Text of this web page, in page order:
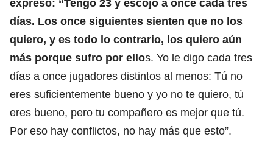
expresó: “Tengo 23 y escojo a once cada tres
días. Los once siguientes sienten que no los
quiero, y es todo lo contrario, los quiero aún
más porque sufro por ellos. Yo le digo cada tres
días a once jugadores distintos al menos: Tú no
eres suficientemente bueno y yo no te quiero, tú
eres bueno, pero tu compañero es mejor que tú.
Por eso hay conflictos, no hay más que esto”.